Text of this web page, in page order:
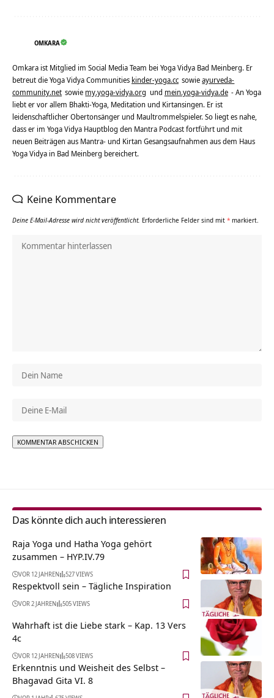
OMKARA
Omkara ist Mitglied im Social Media Team bei Yoga Vidya Bad Meinberg. Er
betreut die Yoga Vidya Communities kinder-yoga.cc sowieayurveda-
community.net sowie my.yoga-vidya.org und mein.yoga-vidya.de - An Yoga
liebt er vor allem Bhakti-Yoga, Meditation und Kirtansingen. Er ist
leidenschaftlicher Obertonsänger und Maultrommelspieler. So liegt es nahe,
dass er im Yoga Vidya Hauptblog den Mantra Podcast fortführt und mit
neuen Beiträgen aus Mantra- und Kirtan Gesangsaufnahmen aus dem Haus
Yoga Vidya in Bad Meinberg bereichert.
Keine Kommentare
Deine E-Mail-Adresse wird nicht veröffentlicht. Erforderliche Felder sind mit * markiert.
Das könnte dich auch interessieren
Raja Yoga und Hatha Yoga gehört
zusammen – HYP.IV.79
VOR 12 JAHREN 527 VIEWS
Respektvoll sein – Tägliche Inspiration
VOR 2 JAHREN 505 VIEWS
Wahrhaft ist die Liebe stark – Kap. 13 Vers
4c
VOR 12 JAHREN 508 VIEWS
Erkenntnis und Weisheit des Selbst –
Bhagavad Gita VI. 8